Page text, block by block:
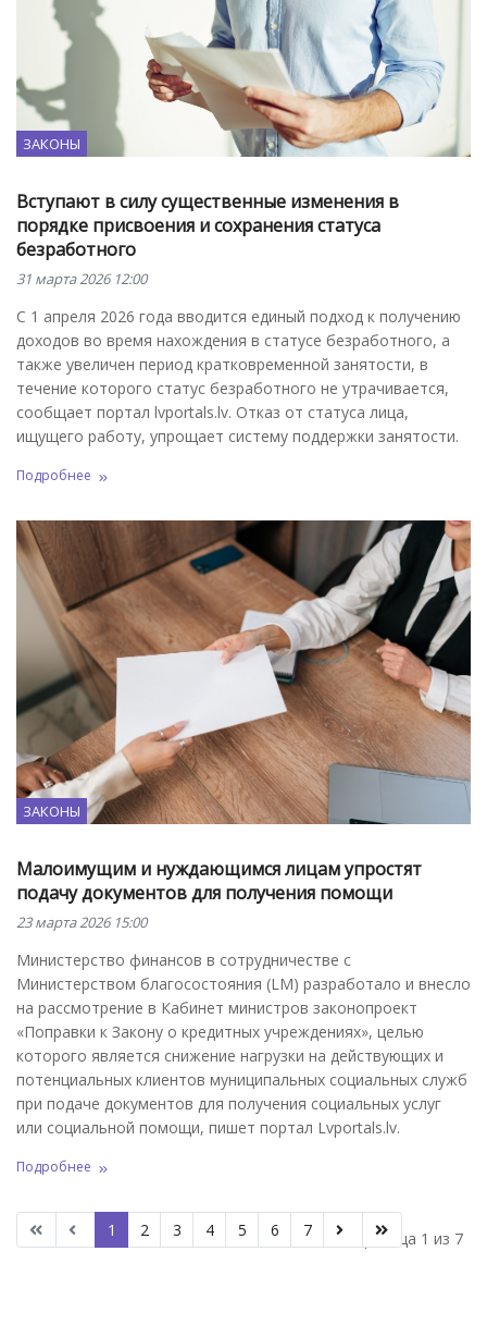
ЗАКОНЫ
Вступают в силу существенные изменения в
порядке присвоения и сохранения статуса
безработного
31 марта 2026 12:00
С 1 апреля 2026 года вводится единый подход к получению
доходов во время нахождения в статусе безработного, а
также увеличен период кратковременной занятости, в
течение которого статус безработного не утрачивается,
сообщает портал lvportals.lv. Отказ от статуса лица,
ищущего работу, упрощает систему поддержки занятости.
Подробнее
ЗАКОНЫ
Малоимущим и нуждающимся лицам упростят
подачу документов для получения помощи
23 марта 2026 15:00
Министерство финансов в сотрудничестве с
Министерством благосостояния (LM) разработало и внесло
на рассмотрение в Кабинет министров законопроект
«Поправки к Закону о кредитных учреждениях», целью
которого является снижение нагрузки на действующих и
потенциальных клиентов муниципальных социальных служб
при подаче документов для получения социальных услуг
или социальной помощи, пишет портал Lvportals.lv.
Подробнее
Страница 1 из 7
1 2 3 4 5 6 7